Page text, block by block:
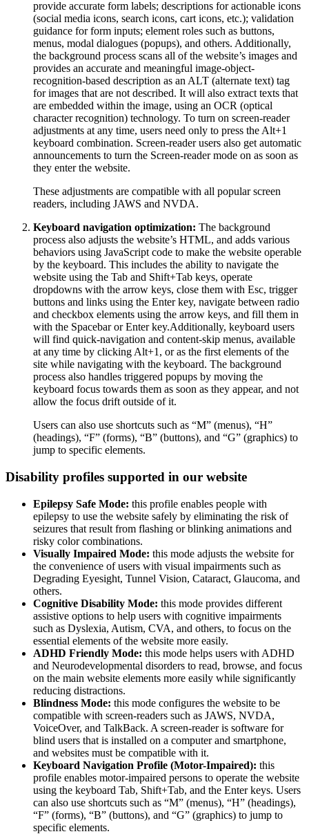
provide accurate form labels; descriptions for actionable icons
(social media icons, search icons, cart icons, etc.); validation
guidance for form inputs; element roles such as buttons,
menus, modal dialogues (popups), and others. Additionally,
the background process scans all of the website’s images and
provides an accurate and meaningful image-object-
recognition-based description as an ALT (alternate text) tag
for images that are not described. It will also extract texts that
are embedded within the image, using an OCR (optical
character recognition) technology. To turn on screen-reader
adjustments at any time, users need only to press the Alt+1
keyboard combination. Screen-reader users also get automatic
announcements to turn the Screen-reader mode on as soon as
they enter the website.
These adjustments are compatible with all popular screen
readers, including JAWS and NVDA.
Keyboard navigation optimization: The background
process also adjusts the website’s HTML, and adds various
behaviors using JavaScript code to make the website operable
by the keyboard. This includes the ability to navigate the
website using the Tab and Shift+Tab keys, operate
dropdowns with the arrow keys, close them with Esc, trigger
buttons and links using the Enter key, navigate between radio
and checkbox elements using the arrow keys, and fill them in
with the Spacebar or Enter key.Additionally, keyboard users
will find quick-navigation and content-skip menus, available
at any time by clicking Alt+1, or as the first elements of the
site while navigating with the keyboard. The background
process also handles triggered popups by moving the
keyboard focus towards them as soon as they appear, and not
allow the focus drift outside of it.
Users can also use shortcuts such as “M” (menus), “H”
(headings), “F” (forms), “B” (buttons), and “G” (graphics) to
jump to specific elements.
Disability profiles supported in our website
Epilepsy Safe Mode: this profile enables people with
epilepsy to use the website safely by eliminating the risk of
seizures that result from flashing or blinking animations and
risky color combinations.
Visually Impaired Mode: this mode adjusts the website for
the convenience of users with visual impairments such as
Degrading Eyesight, Tunnel Vision, Cataract, Glaucoma, and
others.
Cognitive Disability Mode: this mode provides different
assistive options to help users with cognitive impairments
such as Dyslexia, Autism, CVA, and others, to focus on the
essential elements of the website more easily.
ADHD Friendly Mode: this mode helps users with ADHD
and Neurodevelopmental disorders to read, browse, and focus
on the main website elements more easily while significantly
reducing distractions.
Blindness Mode: this mode configures the website to be
compatible with screen-readers such as JAWS, NVDA,
VoiceOver, and TalkBack. A screen-reader is software for
blind users that is installed on a computer and smartphone,
and websites must be compatible with it.
Keyboard Navigation Profile (Motor-Impaired): this
profile enables motor-impaired persons to operate the website
using the keyboard Tab, Shift+Tab, and the Enter keys. Users
can also use shortcuts such as “M” (menus), “H” (headings),
“F” (forms), “B” (buttons), and “G” (graphics) to jump to
specific elements.